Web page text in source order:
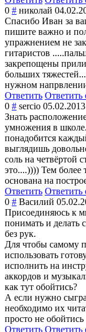
0 # николай
Спасибо Иван за
пишите важно и
упражнением не
гитаристов
закрепощены
больших
нужном
Ответить Ответить
0 # sercio
Знать
умножения в
понадобится
выглядишь
соль на четвёртой
это....)))) Тем более
основана на
Ответить Ответить
0 # Василий
Присоединяюсь к
понимать и делать
без рук.
Для чтобы самому
использовать
исполнить на
аккордов и
как тут обойтись?
А если нужно
необходимо их
просто не обойтись
Ответить Ответить